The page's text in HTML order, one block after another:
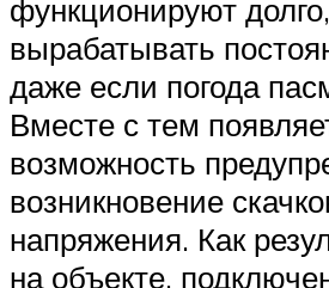
функционируют
вырабатывать
даже если погода
Вместе с тем
возможность
возникновение
напряжения. Как
на объекте,